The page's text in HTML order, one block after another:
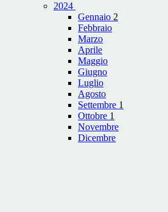
2024
Gennaio 2
Febbraio
Marzo
Aprile
Maggio
Giugno
Luglio
Agosto
Settembre 1
Ottobre 1
Novembre
Dicembre